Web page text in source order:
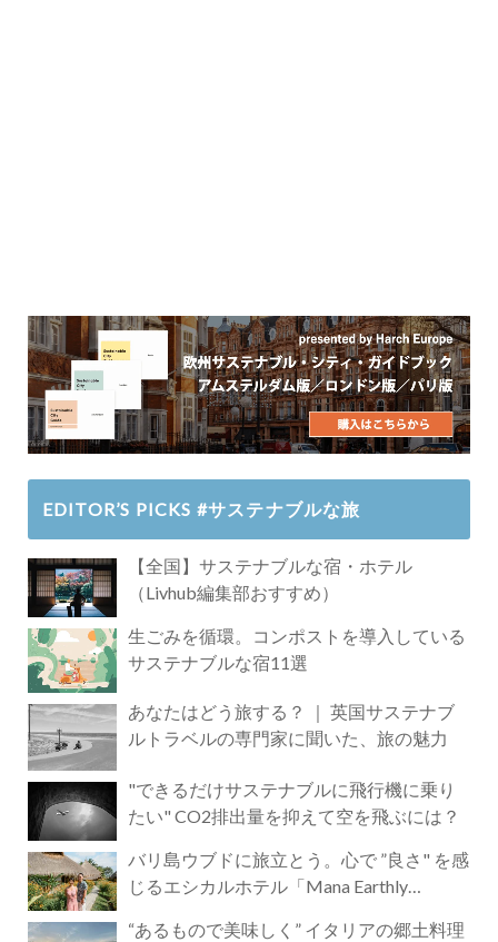
EDITOR’S PICKS #サステナブルな旅
【全国】サステナブルな宿・ホテル
（Livhub編集部おすすめ）
生ごみを循環。コンポストを導入している
サステナブルな宿11選
あなたはどう旅する？ ｜ 英国サステナブ
ルトラベルの専門家に聞いた、旅の魅力
"できるだけサステナブルに飛行機に乗り
たい" CO2排出量を抑えて空を飛ぶには？
バリ島ウブドに旅立とう。心で ”良さ" を感
じるエシカルホテル「Mana Earthly
“あるもので美味しく” イタリアの郷土料理